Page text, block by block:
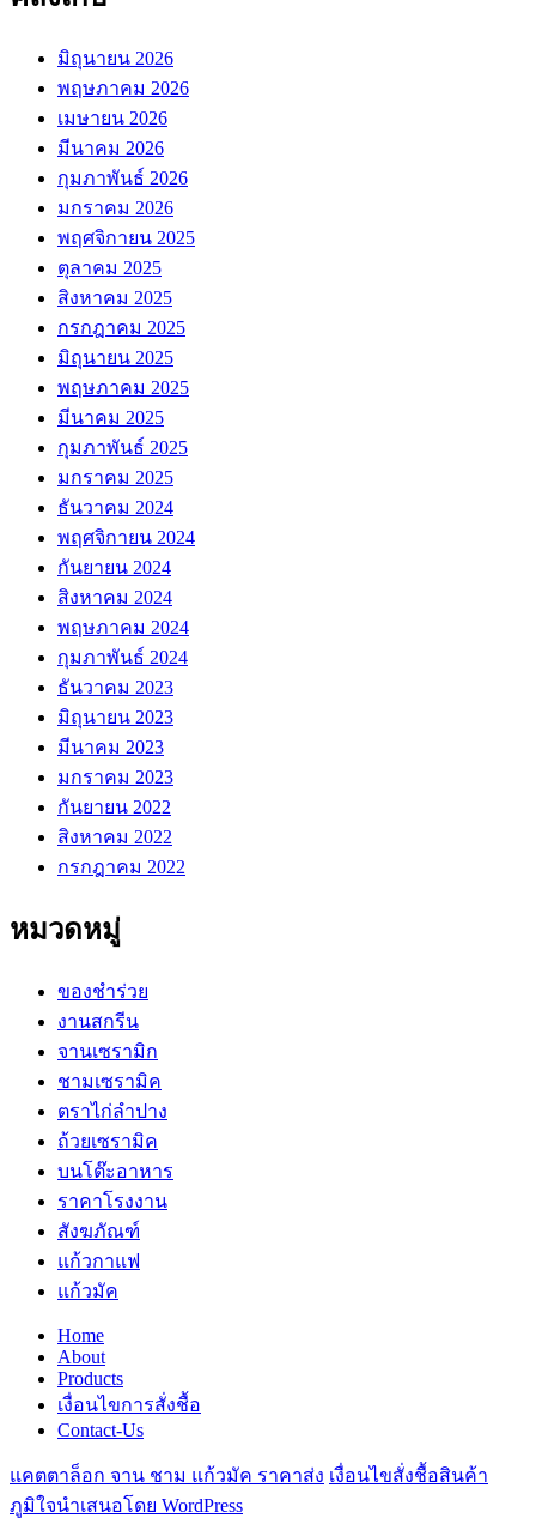
มิถุนายน 2026
พฤษภาคม 2026
เมษายน 2026
มีนาคม 2026
กุมภาพันธ์ 2026
มกราคม 2026
พฤศจิกายน 2025
ตุลาคม 2025
สิงหาคม 2025
กรกฎาคม 2025
มิถุนายน 2025
พฤษภาคม 2025
มีนาคม 2025
กุมภาพันธ์ 2025
มกราคม 2025
ธันวาคม 2024
พฤศจิกายน 2024
กันยายน 2024
สิงหาคม 2024
พฤษภาคม 2024
กุมภาพันธ์ 2024
ธันวาคม 2023
มิถุนายน 2023
มีนาคม 2023
มกราคม 2023
กันยายน 2022
สิงหาคม 2022
กรกฎาคม 2022
หมวดหมู่
ของชำร่วย
งานสกรีน
จานเซรามิก
ชามเซรามิค
ตราไก่ลำปาง
ถ้วยเซรามิค
บนโต๊ะอาหาร
ราคาโรงงาน
สังฆภัณฑ์
แก้วกาแฟ
แก้วมัค
Home
About
Products
เงื่อนไขการสั่งชื้อ
Contact-Us
แคตตาล็อก จาน ชาม แก้วมัค ราคาส่ง เงื่อนไขสั่งชื้อสินค้า
ภูมิใจนำเสนอโดย WordPress